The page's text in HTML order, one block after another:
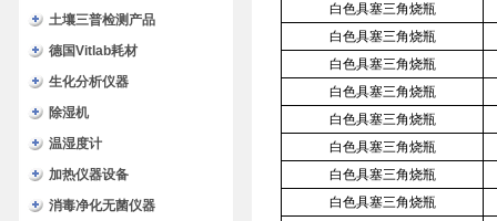
土壤三普检测产品
德国Vitlab耗材
生化分析仪器
除湿机
温湿度计
加热仪器设备
消毒净化无菌仪器
白色具塞三角烧瓶
白色具塞三角烧瓶
白色具塞三角烧瓶
白色具塞三角烧瓶
白色具塞三角烧瓶
白色具塞三角烧瓶
白色具塞三角烧瓶
白色具塞三角烧瓶